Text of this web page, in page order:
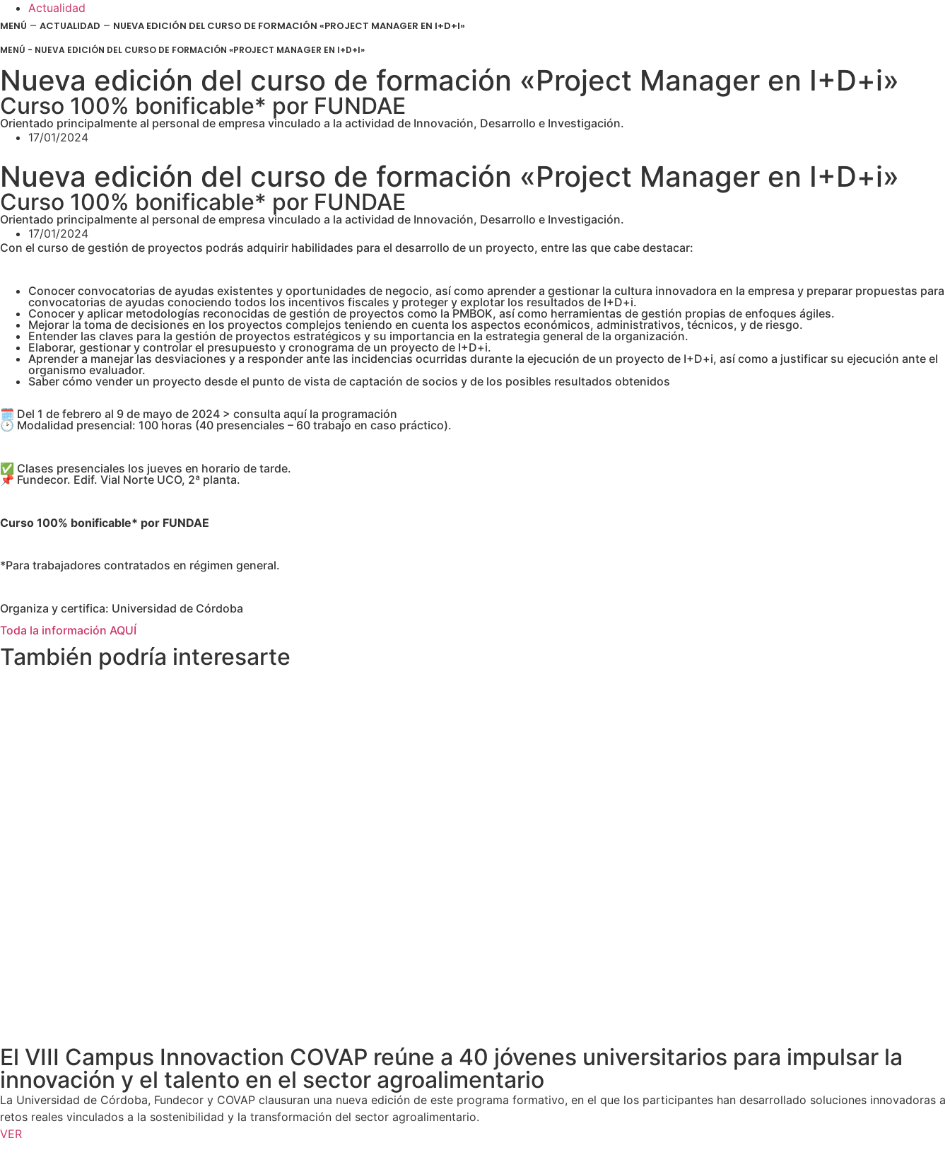
Actualidad
MENÚ – ACTUALIDAD – NUEVA EDICIÓN DEL CURSO DE FORMACIÓN «PROJECT MANAGER EN I+D+I»
MENÚ - NUEVA EDICIÓN DEL CURSO DE FORMACIÓN «PROJECT MANAGER EN I+D+I»
Nueva edición del curso de formación «Project Manager en I+D+i»
Curso 100% bonificable* por FUNDAE
Orientado principalmente al personal de empresa vinculado a la actividad de Innovación, Desarrollo e Investigación.
17/01/2024
Nueva edición del curso de formación «Project Manager en I+D+i»
Curso 100% bonificable* por FUNDAE
Orientado principalmente al personal de empresa vinculado a la actividad de Innovación, Desarrollo e Investigación.
17/01/2024
Con el curso de gestión de proyectos podrás adquirir habilidades para el desarrollo de un proyecto, entre las que cabe destacar:
Conocer convocatorias de ayudas existentes y oportunidades de negocio, así como aprender a gestionar la cultura innovadora en la empresa y preparar propuestas para
convocatorias de ayudas conociendo todos los incentivos fiscales y proteger y explotar los resultados de I+D+i.
Conocer y aplicar metodologías reconocidas de gestión de proyectos como la PMBOK, así como herramientas de gestión propias de enfoques ágiles.
Mejorar la toma de decisiones en los proyectos complejos teniendo en cuenta los aspectos económicos, administrativos, técnicos, y de riesgo.
Entender las claves para la gestión de proyectos estratégicos y su importancia en la estrategia general de la organización.
Elaborar, gestionar y controlar el presupuesto y cronograma de un proyecto de I+D+i.
Aprender a manejar las desviaciones y a responder ante las incidencias ocurridas durante la ejecución de un proyecto de I+D+i, así como a justificar su ejecución ante el
organismo evaluador.
Saber cómo vender un proyecto desde el punto de vista de captación de socios y de los posibles resultados obtenidos
🗓️ Del 1 de febrero al 9 de mayo de 2024 > consulta aquí la programación
🕑 Modalidad presencial: 100 horas (40 presenciales – 60 trabajo en caso práctico).
✅ Clases presenciales los jueves en horario de tarde.
📌 Fundecor. Edif. Vial Norte UCO, 2ª planta.
Curso 100% bonificable* por FUNDAE
*Para trabajadores contratados en régimen general.
Organiza y certifica: Universidad de Córdoba
Toda la información AQUÍ
También podría interesarte
El VIII Campus Innovaction COVAP reúne a 40 jóvenes universitarios para impulsar la
innovación y el talento en el sector agroalimentario
La Universidad de Córdoba, Fundecor y COVAP clausuran una nueva edición de este programa formativo, en el que los participantes han desarrollado soluciones innovadoras a
retos reales vinculados a la sostenibilidad y la transformación del sector agroalimentario.
VER